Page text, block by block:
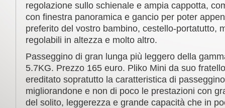
regolazione sullo schienale e ampia cappotta,
con finestra panoramica e gancio per poter
preferito del vostro bambino, cestello-portatutto,
regolabili in altezza e molto altro.
Passeggino di gran lunga più leggero della
5.7KG. Prezzo 165 euro. Pliko Mini da suo
ereditato sopratutto la caratteristica di
migliorandone e non di poco le prestazioni con
del solito, leggerezza e grande capacità che in